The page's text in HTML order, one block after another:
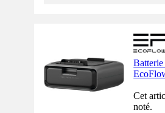
Cet
noté.